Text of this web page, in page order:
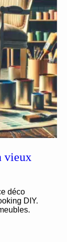
vieux
déco
DIY.